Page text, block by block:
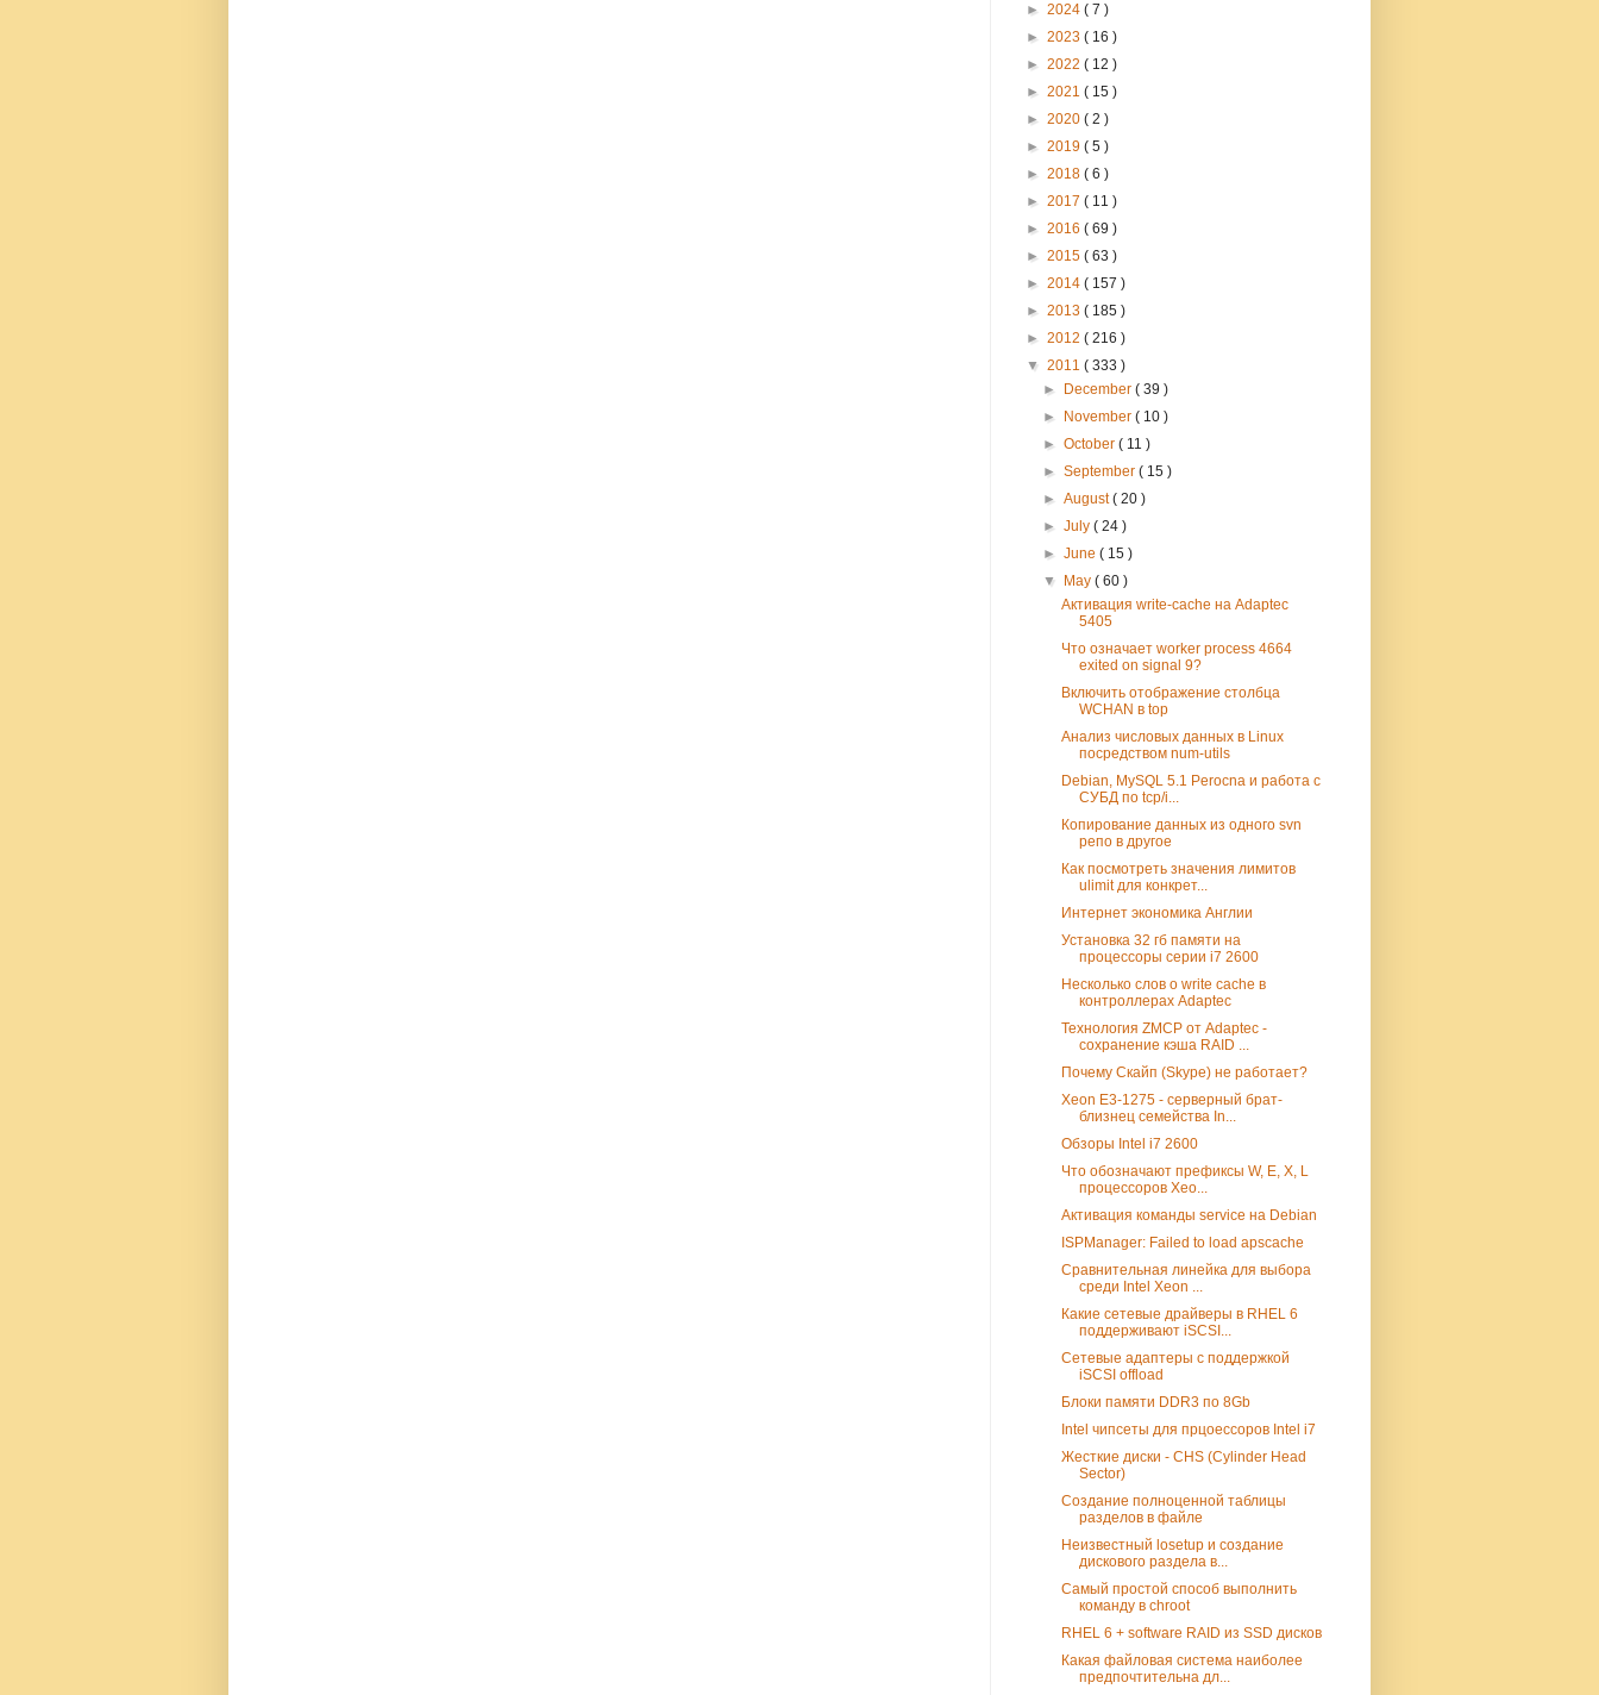
► 2024 ( 7 )
► 2023 ( 16 )
► 2022 ( 12 )
► 2021 ( 15 )
► 2020 ( 2 )
► 2019 ( 5 )
► 2018 ( 6 )
► 2017 ( 11 )
► 2016 ( 69 )
► 2015 ( 63 )
► 2014 ( 157 )
► 2013 ( 185 )
► 2012 ( 216 )
▼ 2011 ( 333 )
►
December( 39 )
►
November( 10 )
►October( 11 )
►September( 15 )
►August( 20 )
►July( 24 )
►June( 15 )
▼
May( 60 )
Активация write-cache на Adaptec
5405
Что означает worker process 4664
exited on signal 9?
Включить отображение столбца
WCHAN в top
Анализ числовых данных в Linux
посредством num-utils
Debian, MySQL 5.1 Perocna и работа с
СУБД по tcp/i...
Копирование данных из одного svn
репо в другое
Как посмотреть значения лимитов
ulimit для конкрет...
Интернет экономика Англии
Установка 32 гб памяти на
процессоры серии i7 2600
Несколько слов о write cache в
контроллерах Adaptec
Технология ZMCP от Adaptec -
сохранение кэша RAID ...
Почему Скайп (Skype) не работает?
Xeon E3-1275 - серверный брат-
близнец семейства In...
Обзоры Intel i7 2600
Что обозначают префиксы W, E, X, L
процессоров Xeo...
Активация команды service на Debian
ISPManager: Failed to load apscache
Сравнительная линейка для выбора
среди Intel Xeon ...
Какие сетевые драйверы в RHEL 6
поддерживают iSCSI...
Сетевые адаптеры с поддержкой
iSCSI offload
Блоки памяти DDR3 по 8Gb
Intel чипсеты для прцоессоров Intel i7
Жесткие диски - CHS (Cylinder Head
Sector)
Создание полноценной таблицы
разделов в файле
Неизвестный losetup и создание
дискового раздела в...
Самый простой способ выполнить
команду в chroot
RHEL 6 + software RAID из SSD дисков
Какая файловая система наиболее
предпочтительна дл...